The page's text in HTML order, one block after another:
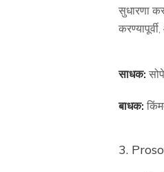
सुधारणा
साधक:
बाधक:
3.